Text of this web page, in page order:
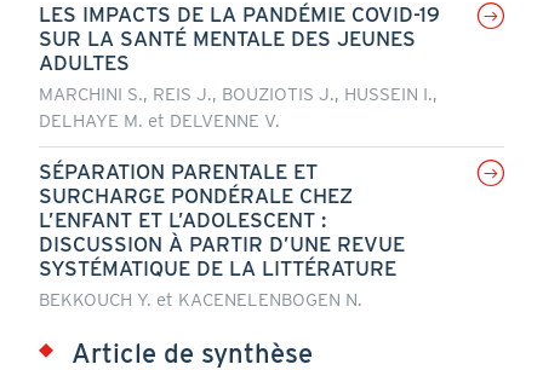
LES IMPACTS DE LA PANDÉMIE COVID-19
SUR LA SANTÉ MENTALE DES JEUNES
ADULTES
MARCHINI S., REIS J., BOUZIOTIS J., HUSSEIN I.,
DELHAYE M. et DELVENNE V.
SÉPARATION PARENTALE ET
SURCHARGE PONDÉRALE CHEZ
L’ENFANT ET L’ADOLESCENT :
DISCUSSION À PARTIR D’UNE REVUE
SYSTÉMATIQUE DE LA LITTÉRATURE
BEKKOUCH Y. et KACENELENBOGEN N.
Article de synthèse